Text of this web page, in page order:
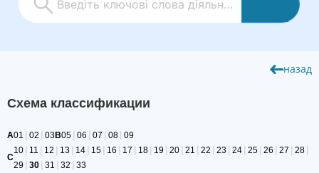
назад
Схема классификации
A01 | 02 | 03B05 | 06 | 07 | 08 | 09
C
10 | 11 | 12 | 13 | 14 | 15 | 16 | 17 | 18 | 19 | 20 | 21 | 22 | 23 | 24 | 25 | 26 | 27 | 28 |
29 | 30 | 31 | 32 | 33